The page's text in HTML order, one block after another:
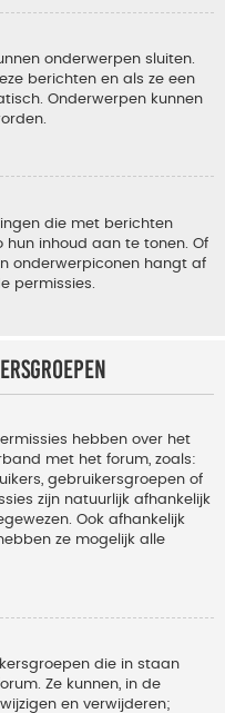
onderwerpen sluiten.
berichten en als ze een
Onderwerpen kunnen
die met berichten
hun inhoud aan te tonen. Of
onderwerpiconen hangt af
permissies.
hebben over het
met het forum, zoals:
gebruikersgroepen of
zijn natuurlijk afhankelijk
Ook afhankelijk
ze mogelijk alle
die in staan
Ze kunnen, in de
en verwijderen;